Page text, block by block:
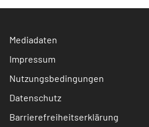
Mediadaten
Impressum
Nutzungsbedingungen
Datenschutz
Barrierefreiheitserklärung